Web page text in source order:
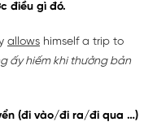
điều gì đó.
allows himself a trip to
ấy hiếm khi thưởng bản
(đi vào/đi ra/đi qua …)